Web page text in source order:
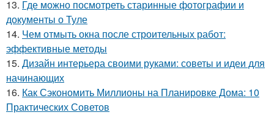
13. Где можно посмотреть старинные фотографии и
документы о Туле
14. Чем отмыть окна после строительных работ:
эффективные методы
15. Дизайн интерьера своими руками: советы и идеи для
начинающих
16. Как Сэкономить Миллионы на Планировке Дома: 10
Практических Советов